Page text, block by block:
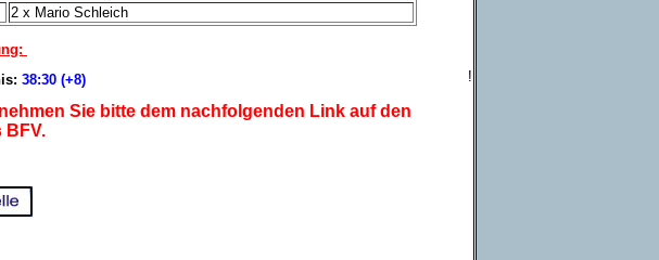
2 x Mario Schleich
38:30 (+8)
Sie bitte dem nachfolgenden Link auf den
BFV.
!